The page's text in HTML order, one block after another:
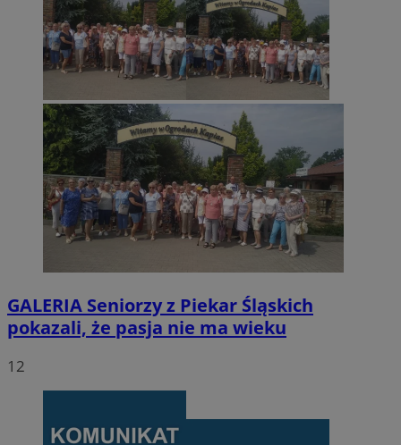
GALERIA Seniorzy z Piekar Śląskich
pokazali, że pasja nie ma wieku
12